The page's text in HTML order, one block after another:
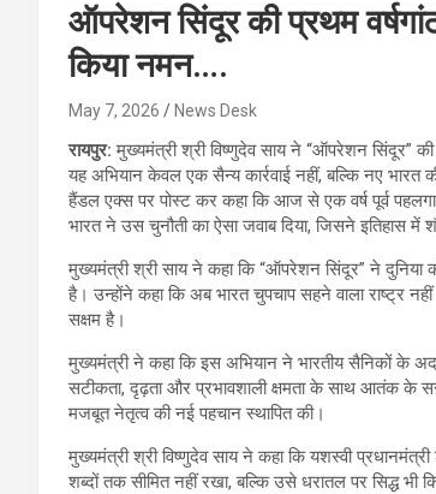
ऑपरेशन सिंदूर की प्रथम
किया नमन….
May 7, 2026 News Desk
रायपुर:मुख्यमंत्री श्री विष्णुदेव साय ने “ऑपरेशन सिंदूर”
यह अभियान केवल एक सैन्य कार्रवाई नहीं, बल्कि नए भारत
हैंडल एक्स पर पोस्ट कर कहा कि आज से एक वर्ष पूर्व
भारत ने उस चुनौती का ऐसा जवाब दिया, जिसने इतिहास में
मुख्यमंत्री श्री साय ने कहा कि “ऑपरेशन सिंदूर” ने दुनिया
है। उन्होंने कहा कि अब भारत चुपचाप सहने वाला राष्ट्र
सक्षम है।
मुख्यमंत्री ने कहा कि इस अभियान ने भारतीय सैनिकों के
सटीकता, दृढ़ता और प्रभावशाली क्षमता के साथ आतंक के
मजबूत नेतृत्व की नई पहचान स्थापित की।
मुख्यमंत्री श्री विष्णुदेव साय ने कहा कि यशस्वी
शब्दों तक सीमित नहीं रखा, बल्कि उसे धरातल पर सिद्ध